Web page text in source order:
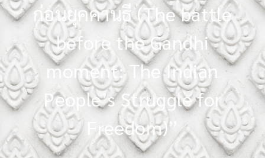
ก่อนยุคคานธี (The battle
before the Gandhi
moment: The Indian
People’s Struggle for
Freedom)”